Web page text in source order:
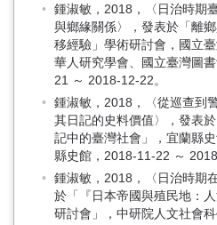
鍾淑敏，2018，〈日治時期
與鄉緣關係〉，發表於「離
移經驗」學術研討會，國立
華人研究學會、國立臺灣圖
21 ～ 2018-12-22。
鍾淑敏，2018，〈從巡查到
其日記的史料價值〉，發表
記中的臺灣社會」，宜蘭縣
縣史館，2018-11-22 ～
鍾淑敏，2018，〈日治時期
於「『日本帝國與殖民地：
研討會」，中研院人文社會